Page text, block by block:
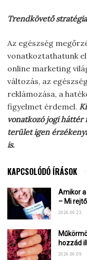
Trendkövető
Az egészség
vonatkoztathatunk
online marketing
változás, az
reklámozása, a
figyelmet érdemel.
vonatkozó jogi háttér
terület igen
is.
KAPCSOLÓDÓ ÍRÁSOK
Amikor
– Mi
2026.06.22.
hozzád
2026.06.09.